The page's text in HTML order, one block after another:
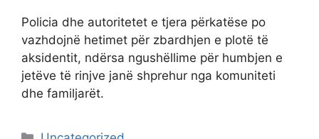
Policia dhe autoritetet e tjera përkatëse po
vazhdojnë hetimet për zbardhjen e plotë të
aksidentit, ndërsa ngushëllime për humbjen e
jetëve të rinjve janë shprehur nga komuniteti
dhe familjarët.
Categories